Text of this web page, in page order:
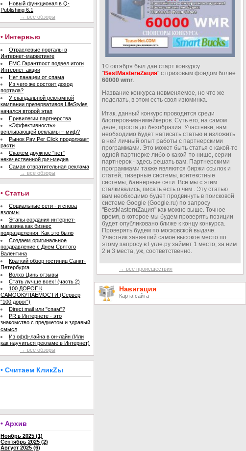
Новый функционал в Q-
Publishing 6.1
→ все обзоры
• Интервью
Отраслевые порталы в
Интернет-маркетинге
ЕМС Гарантпост подвел итоги
Интернет-акции
Нет панацеи от спама
Из чего же состоит доход
портала?
У скандальной рекламной
кампании презервативов LifeStyles
начался второй этап
Привилегии партнерства
«Эффективность»
всплывающей рекламы – миф?
Рынок Pay Per Click продолжает
расти
Скажем дружное "нет"
некачественной рич-медиа
Самая отвратительная реклама
→ все обзоры
• Статьи
Социальные сети - и снова
взломы
Этапы создания интернет-
магазина как бизнес
подразделения. Как это было
Создаем оригинальное
поздравление с Днем Святого
Валентина
Краткий обзор гостиниц Санкт-
Петербурга
Волхв Цинь отзывы
Стать лучше всех! (часть 2)
100 ДОРОГ К
САМООКУПАЕМОСТИ (Сервер
"100 дорог")
Direct mail или "спам"?
PR в Интернете - это
знакомство с предметом и здравый
смысл
Из офф-лайна в он-лайн (Или
как научиться рекламе в Интернет)
→ все обзоры
• Считаем КликZы
• Архив
Ноябрь 2025 (1)
Сентябрь 2025 (2)
Август 2025 (6)
10 октября был дан старт конкурсу
"BestMasterиZация" с призовым фондом более
60000 wmr
Название конкурса невменяемое, но что же
поделать, в этом есть своя изюминка.
Итак, данный конкурс проводится среди
блоггеров-манимейкеров. Суть его, на самом
деле, проста до безобразия. Участники, вам
необходимо будет написать статью и изложить
в ней личный опыт работы с партнерскими
программами. Это может быть статья о какой-то
одной партнерке либо о какой-то нише, серии
партнерок - здесь решать вам. Партнерскими
программами также являются биржи ссылок и
статей, тизерные системы, контекстные
системы, баннерные сети. Все мы с этим
сталкивались, писать есть о чем . Эту статью
вам необходимо будет продвинуть в поисковой
системе Google (Google.ru) по запросу
"BestMasterиZация" как можно выше. Точное
время, в которое мы будем проверять позиции
будет опубликовано ближе к концу конкурса.
Проверять будем по московской выдаче.
Участник занявший самое высокое место по
этому запросу в Гугле.ру займет 1 место, за ним
2 и 3 места, уж, соответственно.
→ все происшествия
Навигация
Карта сайта